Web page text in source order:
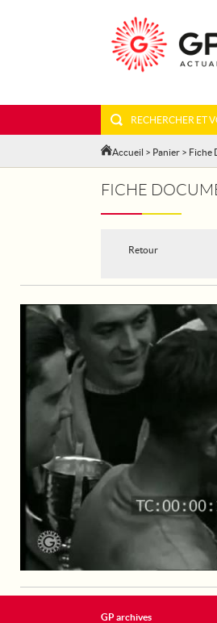
RECHERCHER ET
Accueil > Panier > Fiche
FICHE
Retour
GP archives